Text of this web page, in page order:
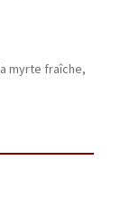
myrte fraîche,